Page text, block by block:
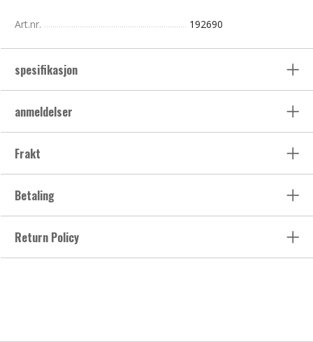
Art.nr. 192690
spesifikasjon
anmeldelser
Frakt
Betaling
Return Policy